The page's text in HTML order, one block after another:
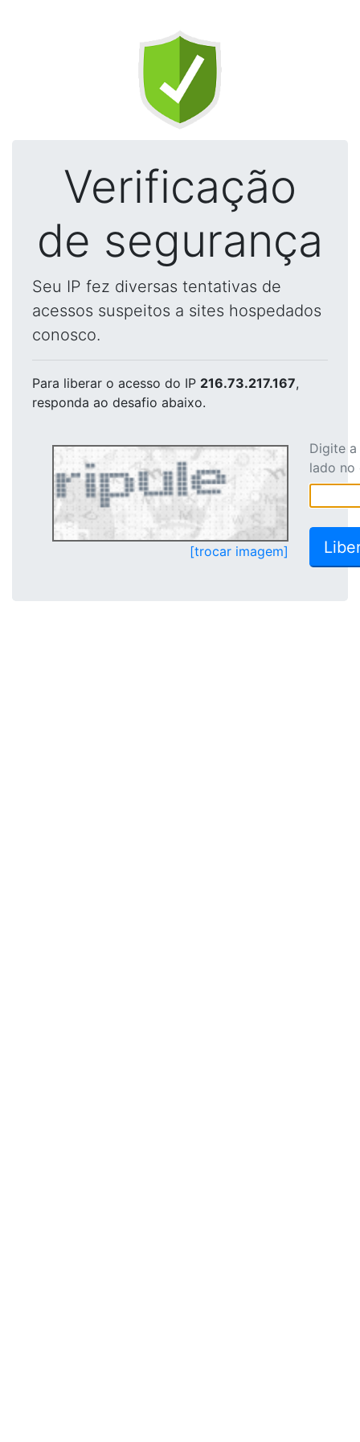
Verificação
de segurança
Seu IP fez diversas tentativas de
acessos suspeitos a sites hospedados
conosco.
Para liberar o acesso do IP 216.73.217.167,
responda ao desafio abaixo.
[trocar imagem]
Digite
lado no